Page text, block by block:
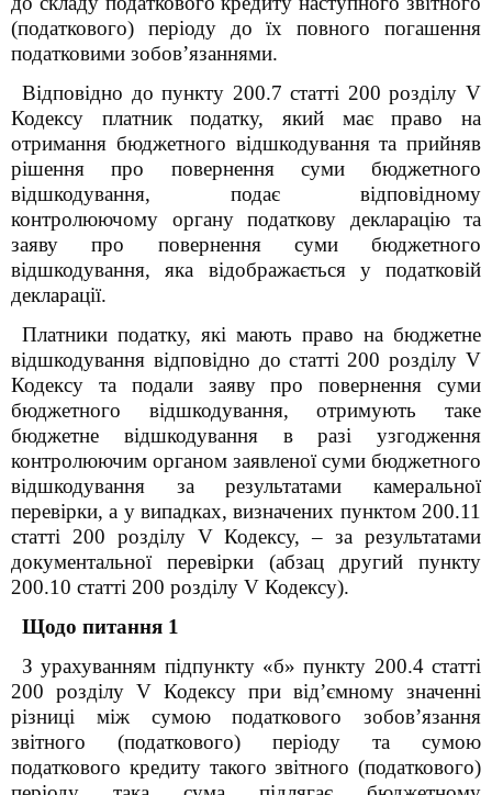
(податкового) періоду до їх повного погашення
податковими зобов’язаннями.
Відповідно до пункту 200.7 статті 200 розділу V
Кодексу платник податку, який має право на
отримання бюджетного відшкодування та прийняв
рішення про повернення суми бюджетного
відшкодування, подає відповідному
контролюючому органу податкову декларацію та
заяву про повернення суми бюджетного
відшкодування, яка відображається у податковій
декларації.
Платники податку, які мають право на бюджетне
відшкодування відповідно до статті 200 розділу V
Кодексу та подали заяву про повернення суми
бюджетного відшкодування, отримують таке
бюджетне відшкодування в разі узгодження
контролюючим органом заявленої суми бюджетного
відшкодування за результатами камеральної
перевірки, а у випадках, визначених пунктом 200.11
статті 200 розділу V Кодексу, – за результатами
документальної перевірки (абзац другий пункту
200.10 статті 200 розділу V Кодексу).
Щодо питання 1
З урахуванням підпункту «б» пункту 200.4 статті
200 розділу V Кодексу при від’ємному значенні
різниці між сумою податкового зобов’язання
звітного (податкового) періоду та сумою
податкового кредиту такого звітного (податкового)